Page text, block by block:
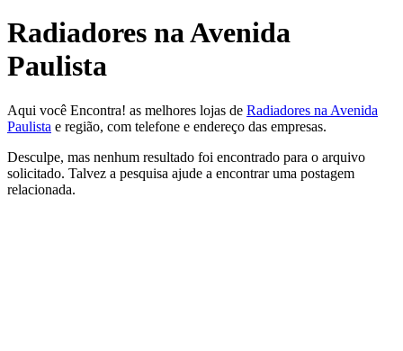
Radiadores na Avenida
Paulista
Aqui você Encontra! as melhores lojas de Radiadores na Avenida
Paulista e região, com telefone e endereço das empresas.
Desculpe, mas nenhum resultado foi encontrado para o arquivo
solicitado. Talvez a pesquisa ajude a encontrar uma postagem
relacionada.